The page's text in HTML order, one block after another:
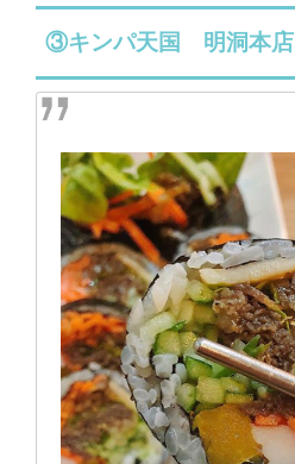
③キンパ天国 明洞本店